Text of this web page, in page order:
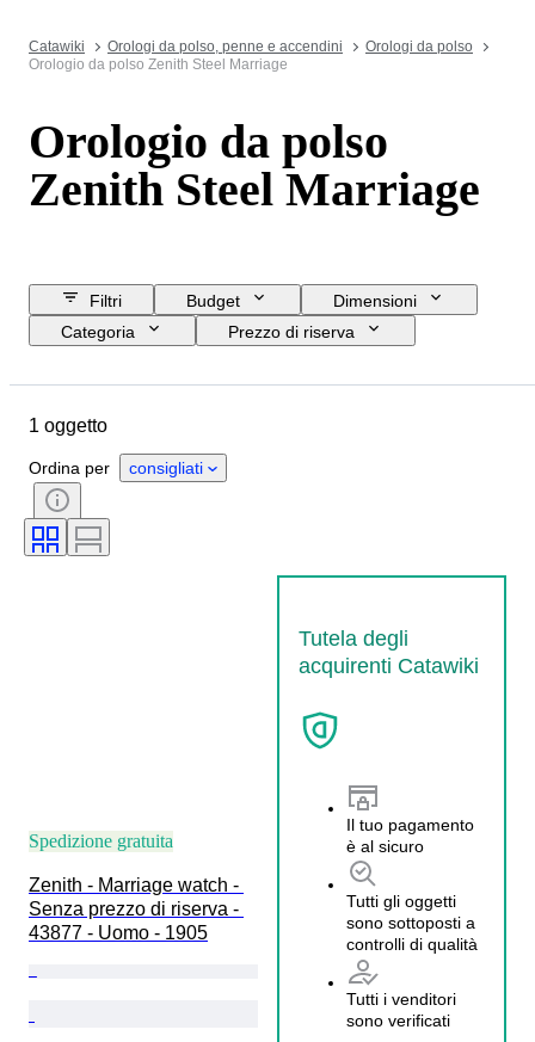
Catawiki Orologi da polso, penne e accendini
Orologi da polso
Orologio da polso Zenith Steel Marriage
Orologio da polso
Zenith Steel Marriage
Filtri Budget
Dimensioni
Categoria
Prezzo di riserva
Genere
Movimento dell'orologio
Diametro della cassa
Materiale del cinturino dell’orologio
1 oggetto
Ordina per consigliati
Spedizione gratuita
Zenith - Marriage watch -
Senza prezzo di riserva -
43877 - Uomo - 1905
Tutela degli
acquirenti Catawiki
Il tuo pagamento
è al sicuro
Tutti gli oggetti
sono sottoposti a
controlli di qualità
Tutti i venditori
sono verificati